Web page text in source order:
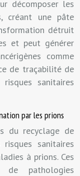
décomposer les
créant une pâte
détruit
et peut générer
comme
de traçabilité de
sanitaires
par les prions
du recyclage de
sanitaires
à prions. Ces
de pathologies